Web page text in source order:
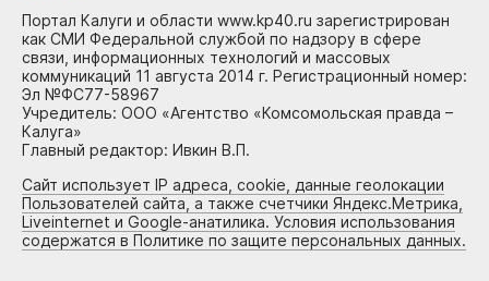
Портал Калуги и области www.kp40.ru зарегистрирован
как СМИ Федеральной службой по надзору в сфере
связи, информационных технологий и массовых
коммуникаций 11 августа 2014 г. Регистрационный номер:
Эл №ФС77-58967
Учредитель: ООО «Агентство «Комсомольская правда –
Калуга»
Главный редактор: Ивкин В.П.
Сайт использует IP адреса, cookie, данные геолокации
Пользователей сайта, а также счетчики Яндекс.Метрика,
Liveinternet и Google-анатилика. Условия использования
содержатся в Политике по защите персональных данных.